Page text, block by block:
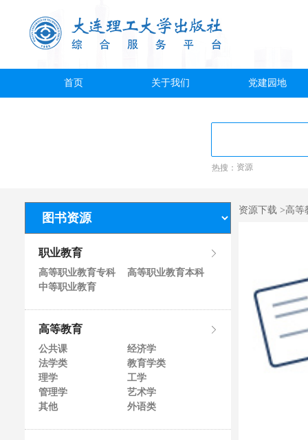
首页 关于我们 党建园地
热搜： 资源
职业教育
高等职业教育专科
高等职业教育本科
中等职业教育
高等教育
公共课
经济学
法学类
教育学类
理学
工学
管理学
艺术学
其他
外语类
资源下载 >高等